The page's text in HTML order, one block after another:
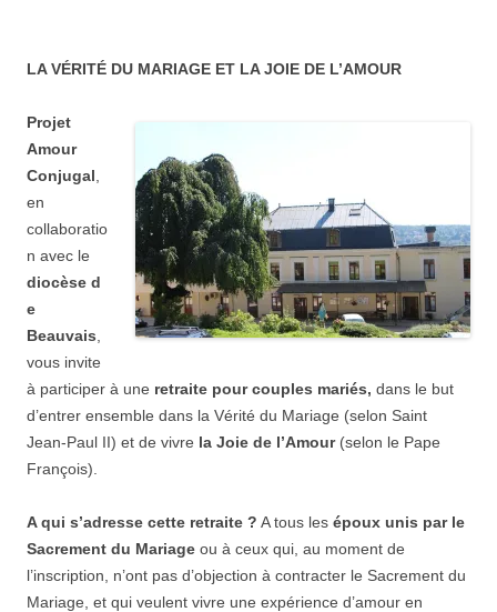
LA VÉRITÉ DU MARIAGE ET LA JOIE DE L’AMOUR
Projet
Amour
Conjugal
en
collaboratio
n avec le
diocèse d
e
Beauvais
vous invite
à participer à une retraite pour couples mariés, dans le but
d’entrer ensemble dans la Vérité du Mariage (selon Saint
Jean-Paul II) et de vivre la Joie de l’Amour(selon le Pape
François).
A qui s’adresse cette retraite ? A tous les époux unis par le
Sacrement du Mariage ou à ceux qui, au moment de
l’inscription, n’ont pas d’objection à contracter le Sacrement du
Mariage, et qui veulent vivre une expérience d’amour en